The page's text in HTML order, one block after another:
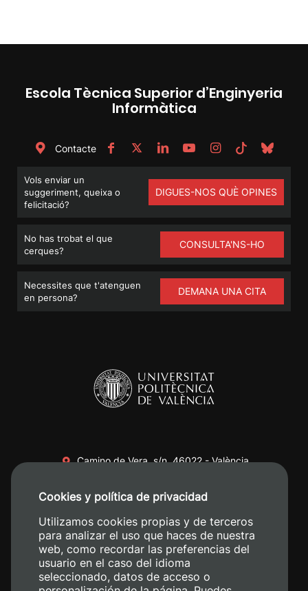
Escola Tècnica Superior d’Enginyeria
Informàtica
Contacte
Vols enviar un
suggeriment, queixa o
felicitació?
DIGUES-NOS QUÈ OPINES
No has trobat el que
cerques?
CONSULTA'NS-HO
Necessites que t'atenguen
en persona?
DEMANA UNA CITA
Camino de Vera, s/n. 46022 - València
+34 620 04 00 50
Cookies y política de privacidad
Utilizamos cookies propias y de terceros
para analizar el uso que haces de nuestra
web, como recordar las preferencias del
usuario en el caso del idioma
seleccionado, datos de acceso o